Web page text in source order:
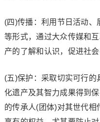
(四)传播：利用节日活动
等形式，通过大众传媒和
产的了解和认识，促进社会
(五)保护：采取切实可行
化遗产及其智力成果得到
的传承人(团体)对其世代